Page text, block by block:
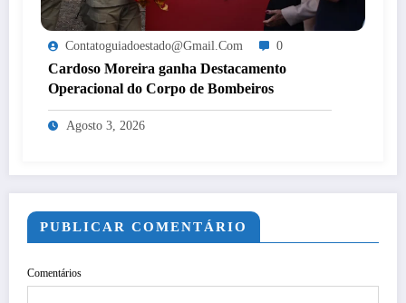
Contatoguiadoestado@gmail.com 0
Cardoso Moreira ganha Destacamento
Operacional do Corpo de Bombeiros
Agosto 3, 2026
PUBLICAR COMENTÁRIO
Comentários